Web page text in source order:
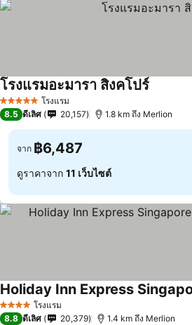
5 ดาว โรงแรม
โรงแรมอะมารา สิงคโปร์
8.5 ดีเลิศ 20,157 1.8 km ถึง Merlion
จาก ฿6,487
ดูราคาจาก 11 เว็บไซต์
4 ดาว โรงแรม
8.8 ดีเลิศ 20,379 1.4 km ถึง Merlion